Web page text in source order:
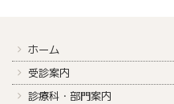
ホーム
受診案内
診療科・部門案内